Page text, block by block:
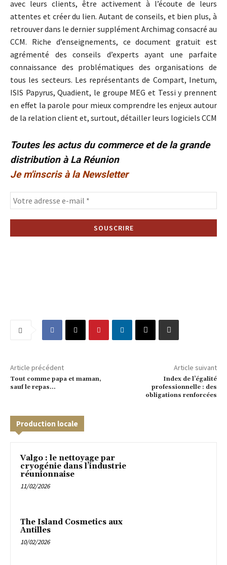
avec leurs clients, être activement à l’écoute de leurs
attentes et créer du lien. Autant de conseils, et bien plus, à
retrouver dans le dernier supplément Archimag consacré au
CCM. Riche d’enseignements, ce document gratuit est
agrémenté des conseils d’experts ayant une parfaite
connaissance des problématiques des organisations de
tous les secteurs. Les représentants de Compart, Inetum,
ISIS Papyrus, Quadient, le groupe MEG et Tessi y prennent
en effet la parole pour mieux comprendre les enjeux autour
de la relation client et, surtout, détailler leurs logiciels CCM
Toutes les actus du commerce et de la grande
distribution à La Réunion
Je m'inscris à la Newsletter
Article précédent
Tout comme papa et maman,
sauf le repas…
Article suivant
Index de l’égalité
professionnelle : des
obligations renforcées
Production locale
Valgo : le nettoyage par
cryogénie dans l’industrie
réunionnaise
11/02/2026
The Island Cosmetics aux
Antilles
10/02/2026